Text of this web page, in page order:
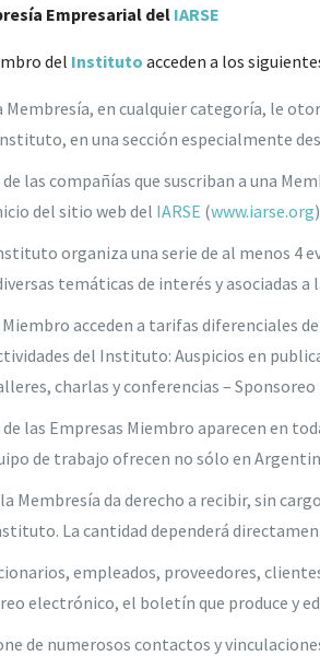
Empresarial del IARSE
del Instituto acceden a los
Membresía, en cualquier categoría, le
en una sección especialmente
las compañías que suscriban a una
del sitio web del IARSE (www.iarse.org
organiza una serie de al menos 4
temáticas de interés y asociadas
Miembro acceden a tarifas diferenciales
del Instituto: Auspicios en
charlas y conferencias –
las Empresas Miembro aparecen en
de trabajo ofrecen no sólo en
Membresía da derecho a recibir, sin
La cantidad dependerá
empleados, proveedores,
electrónico, el boletín que produce y
de numerosos contactos y